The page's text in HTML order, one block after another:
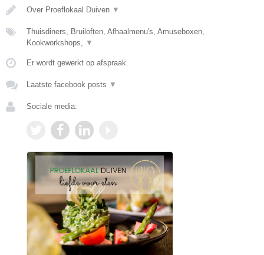
Over Proeflokaal Duiven ▼
Thuisdiners, Bruiloften, Afhaalmenu's, Amuseboxen,
Kookworkshops, ▼
Er wordt gewerkt op afspraak.
Laatste facebook posts ▼
Sociale media: